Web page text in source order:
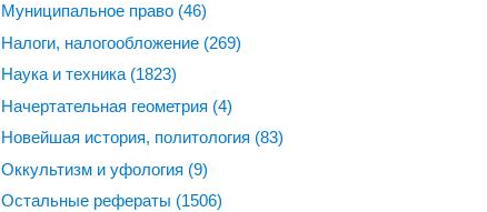
Муниципальное право (46)
Налоги, налогообложение (269)
Наука и техника (1823)
Начертательная геометрия (4)
Новейшая история, политология (83)
Оккультизм и уфология (9)
Остальные рефераты (1506)